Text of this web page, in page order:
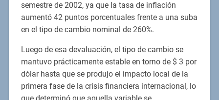
semestre de 2002, ya que la tasa de inflación
aumentó 42 puntos porcentuales frente a una suba
en el tipo de cambio nominal de 260%.
Luego de esa devaluación, el tipo de cambio se
mantuvo prácticamente estable en torno de $ 3 por
dólar hasta que se produjo el impacto local de la
primera fase de la crisis financiera internacional, lo